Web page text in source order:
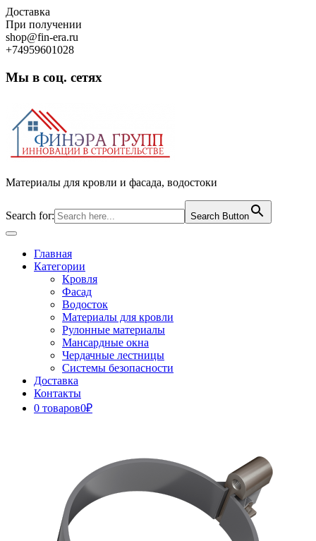
Skip
to
content
Доставка
При получении
shop@fin-era.ru
+74959601028
Мы в соц. сетях
Материалы для кровли и фасада, водостоки
Search for: Search Button
Open
ButtonГлавная
Категории
Кровля
Фасад
Водосток
Материалы для кровли
Рулонные материалы
Мансардные окна
Чердачные лестницы
Системы безопасности
Доставка
Контакты
0 товаров0₽